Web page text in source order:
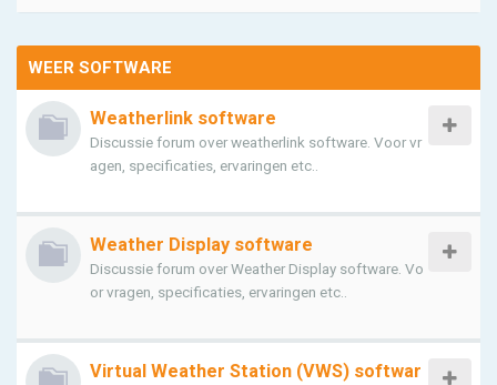
WEER SOFTWARE
Weatherlink software
Discussie forum over weatherlink software. Voor vr
agen, specificaties, ervaringen etc..
Weather Display software
Discussie forum over Weather Display software. Vo
or vragen, specificaties, ervaringen etc..
Virtual Weather Station (VWS) softwar